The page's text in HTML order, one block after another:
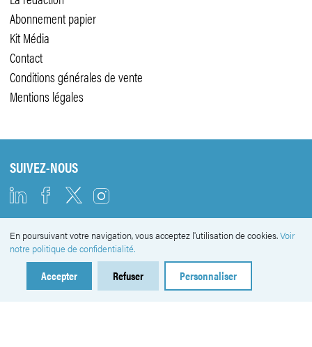
Abonnement papier
Kit Média
Contact
Conditions générales de vente
Mentions légales
SUIVEZ-NOUS
NEWSLETTER
En poursuivant votre navigation, vous acceptez l'utilisation de cookies.Voir
notre politique de confidentialité.
Accepter Refuser Personnaliser